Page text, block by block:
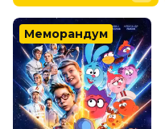
Меморандум